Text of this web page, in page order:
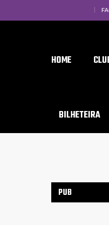
HOME
BILHETEIRA
PUB